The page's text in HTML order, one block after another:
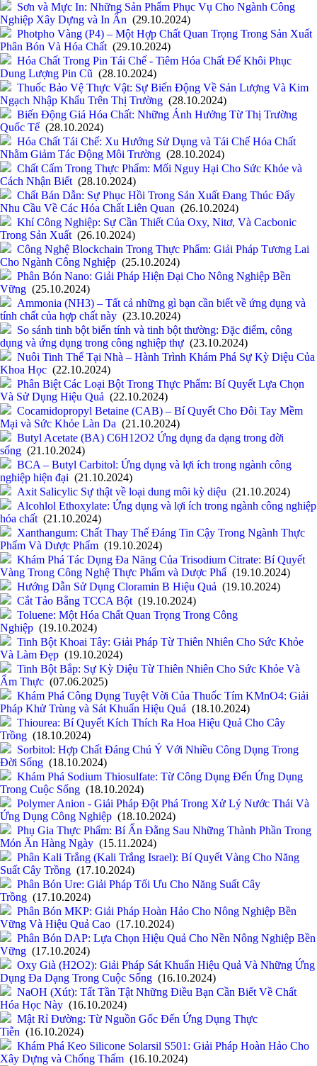
Sơn và Mực In: Những Sản Phẩm Phục Vụ Cho Ngành Công
Nghiệp Xây Dựng và In Ấn (29.10.2024)
Photpho Vàng (P4) – Một Hợp Chất Quan Trọng Trong Sản Xuất
Phân Bón Và Hóa Chất (29.10.2024)
Hóa Chất Trong Pin Tái Chế - Tiêm Hóa Chất Để Khôi Phục
Dung Lượng Pin Cũ (28.10.2024)
Thuốc Bảo Vệ Thực Vật: Sự Biến Động Về Sản Lượng Và Kim
Ngạch Nhập Khẩu Trên Thị Trường (28.10.2024)
Biến Động Giá Hóa Chất: Những Ảnh Hưởng Từ Thị Trường
Quốc Tế (28.10.2024)
Hóa Chất Tái Chế: Xu Hướng Sử Dụng và Tái Chế Hóa Chất
Nhằm Giảm Tác Động Môi Trường (28.10.2024)
Chất Cấm Trong Thực Phẩm: Mối Nguy Hại Cho Sức Khỏe và
Cách Nhận Biết (28.10.2024)
Chất Bán Dẫn: Sự Phục Hồi Trong Sản Xuất Đang Thúc Đẩy
Nhu Cầu Về Các Hóa Chất Liên Quan (26.10.2024)
Khí Công Nghiệp: Sự Cần Thiết Của Oxy, Nitơ, Và Cacbonic
Trong Sản Xuất (26.10.2024)
Công Nghệ Blockchain Trong Thực Phẩm: Giải Pháp Tương Lai
Cho Ngành Công Nghiệp (25.10.2024)
Phân Bón Nano: Giải Pháp Hiện Đại Cho Nông Nghiệp Bền
Vững (25.10.2024)
Ammonia (NH3) – Tất cả những gì bạn cần biết về ứng dụng và
tính chất của hợp chất này (23.10.2024)
So sánh tinh bột biến tính và tinh bột thường: Đặc điểm, công
dụng và ứng dụng trong công nghiệp thự (23.10.2024)
Nuôi Tinh Thể Tại Nhà – Hành Trình Khám Phá Sự Kỳ Diệu Của
Khoa Học (22.10.2024)
Phân Biệt Các Loại Bột Trong Thực Phẩm: Bí Quyết Lựa Chọn
Và Sử Dụng Hiệu Quả (22.10.2024)
Cocamidopropyl Betaine (CAB) – Bí Quyết Cho Đôi Tay Mềm
Mại và Sức Khỏe Làn Da (21.10.2024)
Butyl Acetate (BA) C6H12O2 Ứng dụng đa dạng trong đời
sống (21.10.2024)
BCA – Butyl Carbitol: Ứng dụng và lợi ích trong ngành công
nghiệp hiện đại (21.10.2024)
Axit Salicylic Sự thật về loại dung môi kỳ diệu (21.10.2024)
Alcohlol Ethoxylate: Ứng dụng và lợi ích trong ngành công nghiệp
hóa chất (21.10.2024)
Xanthangum: Chất Thay Thế Đáng Tin Cậy Trong Ngành Thực
Phẩm Và Dược Phẩm (19.10.2024)
Khám Phá Tác Dụng Đa Năng Của Trisodium Citrate: Bí Quyết
Vàng Trong Công Nghệ Thực Phẩm và Dược Phẩ (19.10.2024)
Hướng Dẫn Sử Dụng Cloramin B Hiệu Quả (19.10.2024)
Cắt Tảo Bằng TCCA Bột (19.10.2024)
Toluene: Một Hóa Chất Quan Trọng Trong Công
Nghiệp (19.10.2024)
Tinh Bột Khoai Tây: Giải Pháp Từ Thiên Nhiên Cho Sức Khỏe
Và Làm Đẹp (19.10.2024)
Tinh Bột Bắp: Sự Kỳ Diệu Từ Thiên Nhiên Cho Sức Khỏe Và
Ẩm Thực (07.06.2025)
Khám Phá Công Dụng Tuyệt Vời Của Thuốc Tím KMnO4: Giải
Pháp Khử Trùng và Sát Khuẩn Hiệu Quả (18.10.2024)
Thiourea: Bí Quyết Kích Thích Ra Hoa Hiệu Quả Cho Cây
Trồng (18.10.2024)
Sorbitol: Hợp Chất Đáng Chú Ý Với Nhiều Công Dụng Trong
Đời Sống (18.10.2024)
Khám Phá Sodium Thiosulfate: Từ Công Dụng Đến Ứng Dụng
Trong Cuộc Sống (18.10.2024)
Polymer Anion - Giải Pháp Đột Phá Trong Xử Lý Nước Thải Và
Ứng Dụng Công Nghiệp (18.10.2024)
Phụ Gia Thực Phẩm: Bí Ẩn Đằng Sau Những Thành Phần Trong
Món Ăn Hàng Ngày (15.11.2024)
Phân Kali Trắng (Kali Trắng Israel): Bí Quyết Vàng Cho Năng
Suất Cây Trồng (17.10.2024)
Phân Bón Ure: Giải Pháp Tối Ưu Cho Năng Suất Cây
Trồng (17.10.2024)
Phân Bón MKP: Giải Pháp Hoàn Hảo Cho Nông Nghiệp Bền
Vững Và Hiệu Quả Cao (17.10.2024)
Phân Bón DAP: Lựa Chọn Hiệu Quả Cho Nền Nông Nghiệp Bền
Vững (17.10.2024)
Oxy Già (H2O2): Giải Pháp Sát Khuẩn Hiệu Quả Và Những Ứng
Dụng Đa Dạng Trong Cuộc Sống (16.10.2024)
NaOH (Xút): Tất Tần Tật Những Điều Bạn Cần Biết Về Chất
Hóa Học Này (16.10.2024)
Mật Rỉ Đường: Từ Nguồn Gốc Đến Ứng Dụng Thực
Tiễn (16.10.2024)
Khám Phá Keo Silicone Solarsil S501: Giải Pháp Hoàn Hảo Cho
Xây Dựng và Chống Thấm (16.10.2024)